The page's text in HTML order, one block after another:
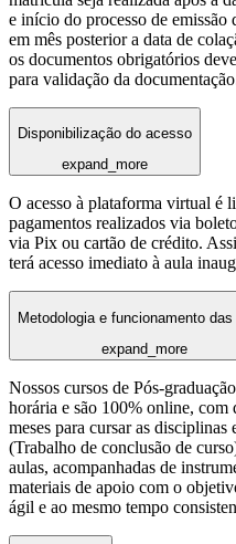
e início do processo de
em mês posterior a data de
os documentos obrigatórios
para validação da
Disponibilização do acesso
expand_more
O acesso à plataforma virtual é
pagamentos realizados via
via Pix ou cartão de crédito.
terá acesso imediato à aula
Metodologia e funcionamento das
expand_more
Nossos cursos de Pós-
horária e são 100% online, com
meses para cursar as
(Trabalho de conclusão de
aulas, acompanhadas de
materiais de apoio com o
ágil e ao mesmo tempo